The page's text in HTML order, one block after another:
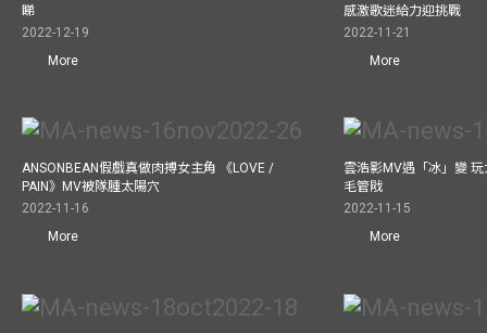
睇
2022-12-19
More
感激歌迷給力迎挑戰
2022-11-21
More
ANSONBEAN假戲真做肉搏女主角 《LOVE /
PAIN》MV被隊腫太陽穴
2022-11-16
More
雲浩影MV遇「冰」變
毛管戙
2022-11-15
More